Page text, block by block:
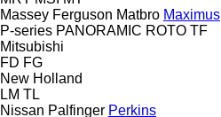
Massey Ferguson Matbro Maximus
P-series PANORAMIC ROTO TF
Mitsubishi
FD FG
New Holland
LM TL
Nissan Palfinger Perkins